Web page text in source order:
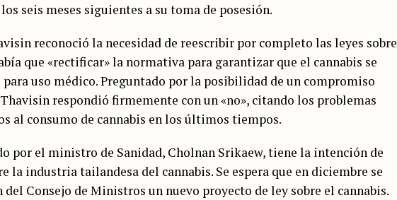
seis meses siguientes a su toma de posesión.
reconoció la necesidad de reescribir por completo las leyes sobre
que «rectificar» la normativa para garantizar que el cannabis se
uso médico. Preguntado por la posibilidad de un compromiso
respondió firmemente con un «no», citando los problemas
al consumo de cannabis en los últimos tiempos.
por el ministro de Sanidad, Cholnan Srikaew, tiene la intención de
la industria tailandesa del cannabis. Se espera que en diciembre se
del Consejo de Ministros un nuevo proyecto de ley sobre el cannabis.